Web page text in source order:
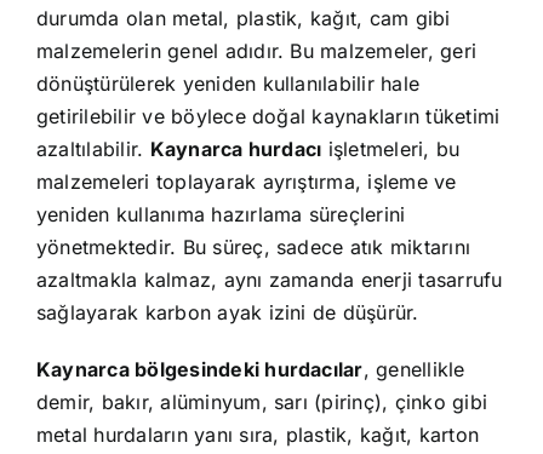
durumda olan metal, plastik, kağıt, cam gibi
malzemelerin genel adıdır. Bu malzemeler, geri
dönüştürülerek yeniden kullanılabilir hale
getirilebilir ve böylece doğal kaynakların tüketimi
azaltılabilir. Kaynarca hurdacı işletmeleri, bu
malzemeleri toplayarak ayrıştırma, işleme ve
yeniden kullanıma hazırlama süreçlerini
yönetmektedir. Bu süreç, sadece atık miktarını
azaltmakla kalmaz, aynı zamanda enerji tasarrufu
sağlayarak karbon ayak izini de düşürür.
Kaynarca bölgesindeki hurdacılar, genellikle
demir, bakır, alüminyum, sarı (pirinç), çinko gibi
metal hurdaların yanı sıra, plastik, kağıt, karton